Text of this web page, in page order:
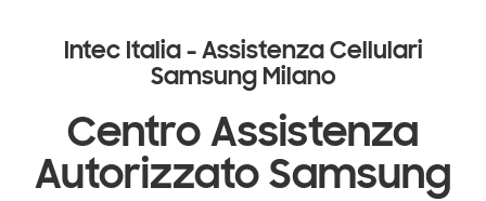
Intec Italia - Assistenza Cellulari
Samsung Milano
Centro Assistenza
Autorizzato Samsung